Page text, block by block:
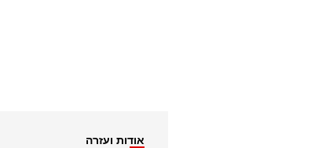
אודות ועזרה